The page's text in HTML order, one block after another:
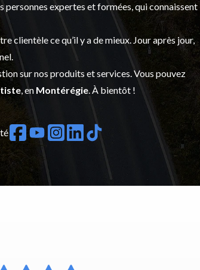
personnes expertes et formées, qui connaissent
clientèle ce qu’il y a de mieux. Jour après jour,
sur nos produits et services. Vous pouvez
, en Montérégie. À bientôt !